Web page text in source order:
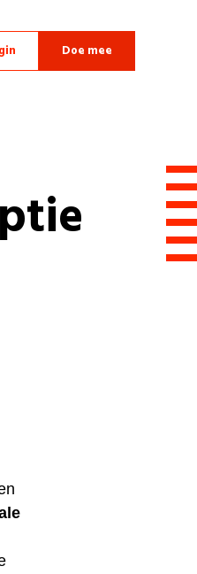
Doe mee